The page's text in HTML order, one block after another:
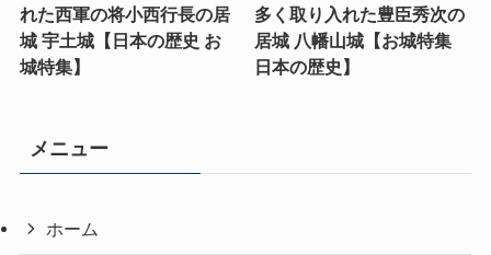
れた西軍の将小西行長の居
城 宇土城【日本の歴史 お
城特集】
多く取り入れた豊臣秀次の
居城 八幡山城【お城特集
日本の歴史】
メニュー
ホーム